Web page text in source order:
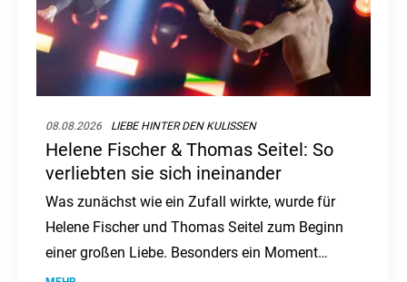
08.08.2026 LIEBE HINTER DEN KULISSEN
Helene Fischer & Thomas Seitel: So
verliebten sie sich ineinander
Was zunächst wie ein Zufall wirkte, wurde für
Helene Fischer und Thomas Seitel zum Beginn
einer großen Liebe. Besonders ein Moment
blieb ihm bis heute im Herzen.